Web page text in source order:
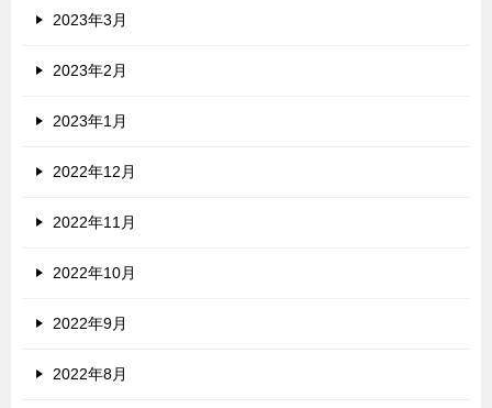
2023年3月
2023年2月
2023年1月
2022年12月
2022年11月
2022年10月
2022年9月
2022年8月